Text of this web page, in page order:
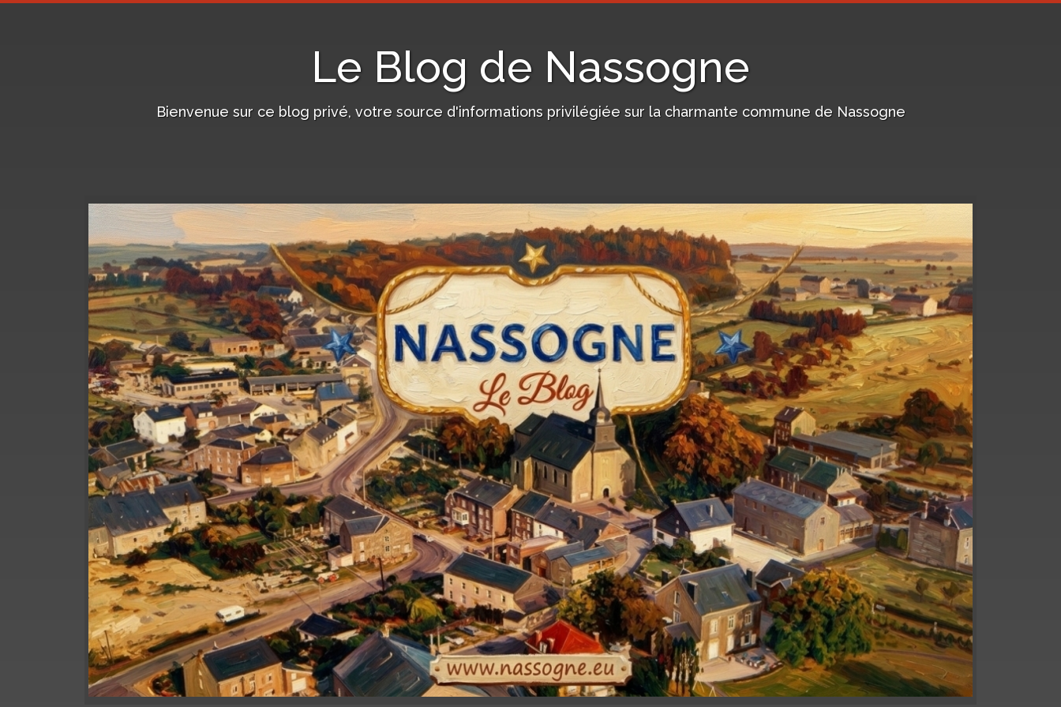
Le Blog de Nassogne
Bienvenue sur ce blog privé, votre source d'informations privilégiée sur la charmante commune de Nassogne